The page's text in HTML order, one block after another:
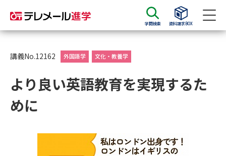
学問検索 資料請求BOX
資料請求
大学・短大の資料種類から請求
総合型選抜・学校推薦型選抜 募
大学入学共通テスト利用選抜の
募集要項＆願書
講義No.12162 外国語学 文化・教養学
より良い英語教育を実現するた
めに